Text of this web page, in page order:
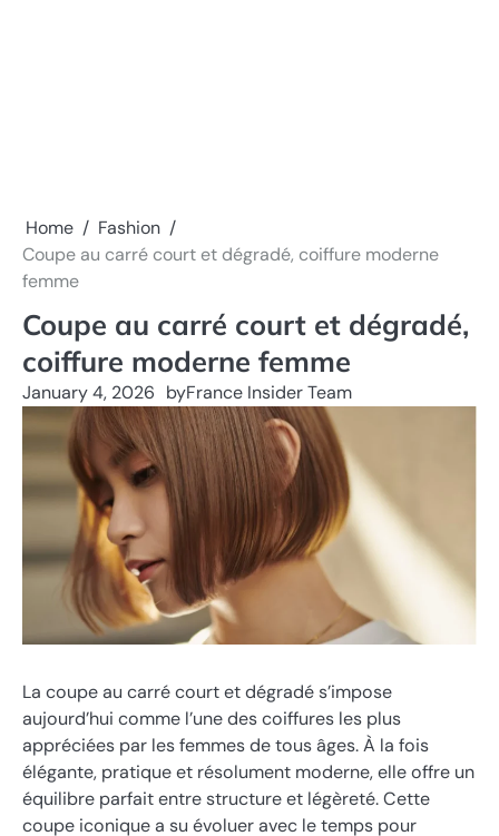
Home
Fashion
Coupe au carré court et dégradé, coiffure moderne
femme
Coupe au carré court et dégradé,
coiffure moderne femme
January 4, 2026 byFrance Insider Team
La coupe au carré court et dégradé s’impose
aujourd’hui comme l’une des coiffures les plus
appréciées par les femmes de tous âges. À la fois
élégante, pratique et résolument moderne, elle offre un
équilibre parfait entre structure et légèreté. Cette
coupe iconique a su évoluer avec le temps pour